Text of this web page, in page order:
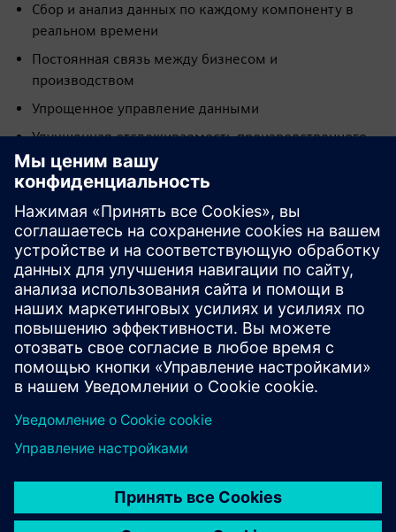
Сбор и анализ данных по каждому компоненту в
реальном времени
Постоянная связь между бизнесом и
производством
Упрощенное управление данными
Улучшенная отслеживаемость производственного
процесса
У вас есть вопросы?
Давайте поболтаем. Свяжитесь с нами, и мы
поможем вам найти лучшее место для начала.